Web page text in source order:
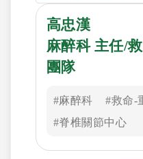
高忠漢
麻醉科 主任/
團隊
#麻醉科
#救命-
#脊椎關節中心